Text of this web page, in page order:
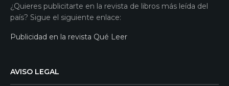
¿Quieres publicitarte en la revista de libros más leída del
país? Sigue el siguiente enlace:
Publicidad en la revista Qué Leer
AVISO LEGAL